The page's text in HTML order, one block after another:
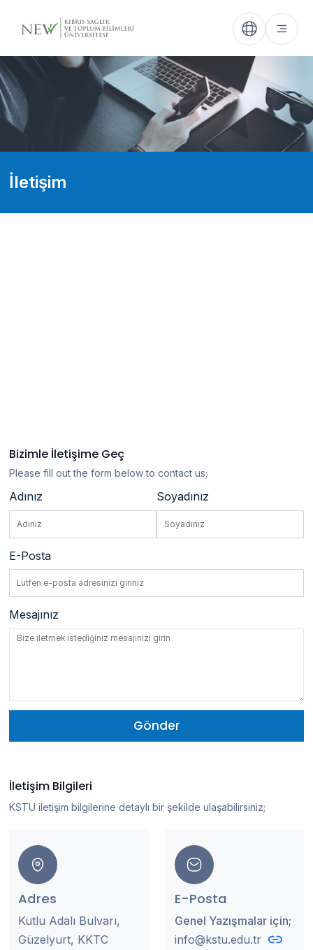
İletişim
Bizimle İletişime Geç
Please fill out the form below to contact us;
Adınız Soyadınız
E-Posta
Mesajınız
Gönder
İletişim Bilgileri
KSTU iletişim bilgilerine detaylı bir şekilde ulaşabilirsiniz;
Adres
Kutlu Adalı Bulvarı,
Güzelyurt, KKTC
E-Posta
Genel Yazışmalar için;
info@kstu.edu.tr